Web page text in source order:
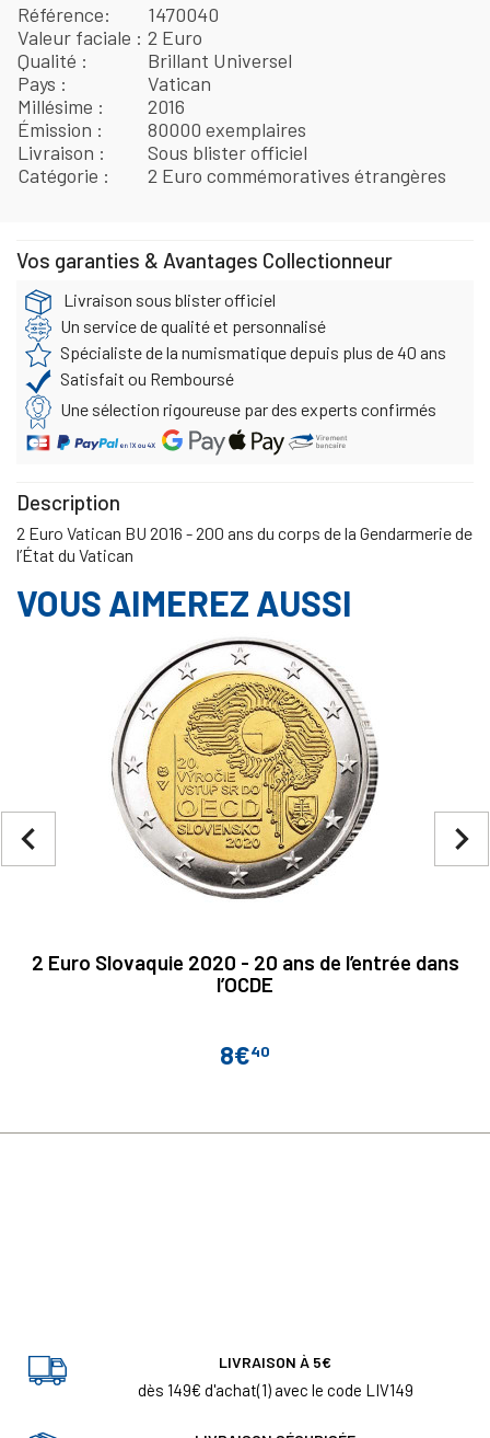
Référence
1470040
Valeur faciale
2 Euro
Qualité
Brillant Universel
Pays
Vatican
Millésime
2016
Émission
80000 exemplaires
Livraison
Sous blister officiel
Catégorie
2 Euro commémoratives étrangères
Vos garanties & Avantages Collectionneur
Livraison sous blister officiel
Un service de qualité et personnalisé
Spécialiste de la numismatique depuis plus de 40 ans
Satisfait ou Remboursé
Une sélection rigoureuse par des experts confirmés
Description
2 Euro Vatican BU 2016 - 200 ans du corps de la Gendarmerie de
l’État du Vatican
VOUS AIMEREZ AUSSI
2 Euro Slovaquie 2020 - 20 ans de l’entrée dans
l’OCDE
Prix
8€40
navigate_next
navigate_before
LIVRAISON À 5€
dès 149€ d'achat(1) avec le code LIV149